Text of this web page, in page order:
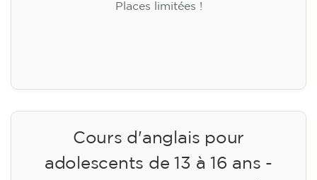
Places limitées !
Cours d'anglais pour
adolescents de 13 à 16 ans -